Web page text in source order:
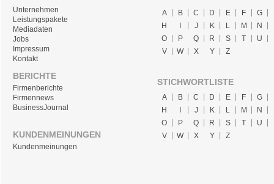
Unternehmen
Leistungspakete
Mediadaten
Jobs
Impressum
Kontakt
BERICHTE
Firmenberichte
Firmennews
BusinessJournal
KUNDENMEINUNGEN
Kundenmeinungen
A B C D E F
G
H
J K L M
N
O
P Q R S T
U
V
W X Y Z
STICHWORTLISTE
A B C D E F
G
H
J K L M
N
O
P Q R S T
U
V
W X Y Z